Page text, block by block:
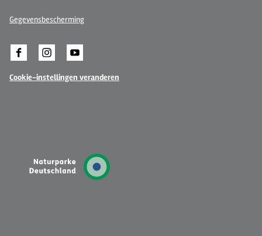
Gegevensbescherming
Cookie-instellingen veranderen